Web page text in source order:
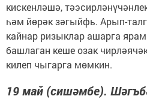
кискенләшә,
һәм йөрәк зәгыйфь. Арып-
кайнар ризыклар ашарга
башлаган кеше озак
килеп чыгарга мөмкин.
19 май (сишәмбе).